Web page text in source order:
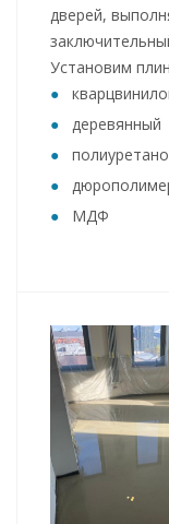
дверей,
Установим
деревянный
МДФ